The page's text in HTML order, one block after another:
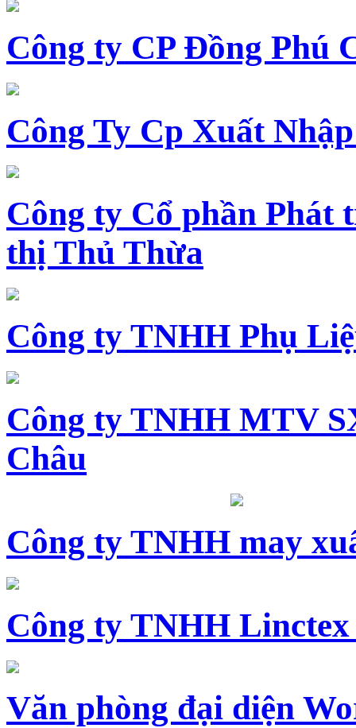
Công ty CP Đồng Phú
Công Ty Cp Xuất
Công ty Cổ phần Phát
thị Thủ Thừa
Công ty TNHH Phụ
Công ty TNHH MTV
Châu
Công ty TNHH may
Công ty TNHH Linctex
Văn phòng đại diện